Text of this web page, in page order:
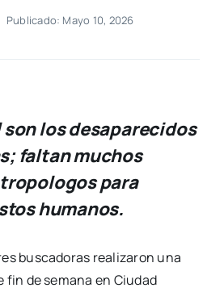
Publicado: Mayo 10, 2026
son los desaparecidos
faltan muchos
para
humanos.
buscadoras realizaron una
de semana en Ciudad